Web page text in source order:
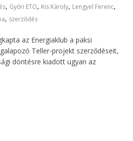
, Győri ETO, Kis Károly, Lengyel Ferenc,
, szerződés
az Energiaklub a paksi
Teller-projekt szerződéseit,
döntésre kiadott ugyan az